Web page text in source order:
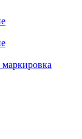
маркировка